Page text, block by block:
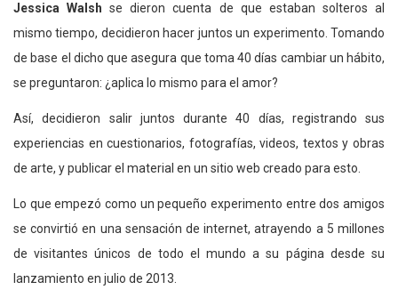
Jessica Walsh se dieron cuenta de que estaban solteros al
mismo tiempo, decidieron hacer juntos un experimento. Tomando
de base el dicho que asegura que toma 40 días cambiar un hábito,
se preguntaron: ¿aplica lo mismo para el amor?
Así, decidieron salir juntos durante 40 días, registrando sus
experiencias en cuestionarios, fotografías, videos, textos y obras
de arte, y publicar el material en un sitio web creado para esto.
Lo que empezó como un pequeño experimento entre dos amigos
se convirtió en una sensación de internet, atrayendo a 5 millones
de visitantes únicos de todo el mundo a su página desde su
lanzamiento en julio de 2013.